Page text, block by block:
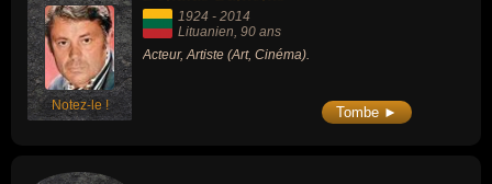
Notez-le !
1924 - 2014
Lituanien, 90 ans
Acteur, Artiste (Art, Cinéma).
Tombe ►